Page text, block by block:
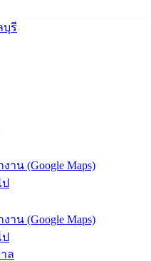
น (Google Maps)
ล
น (Google Maps)
ป้องกันและควบคุมโรคไข้
ลา ร่วมมือป้องกัน
อก
ยกเทศมนตรีเมืองอ่างศิลา